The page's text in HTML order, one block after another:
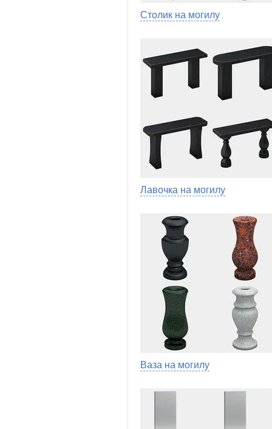
Столик на могилу
Лавочка на могилу
Ваза на могилу